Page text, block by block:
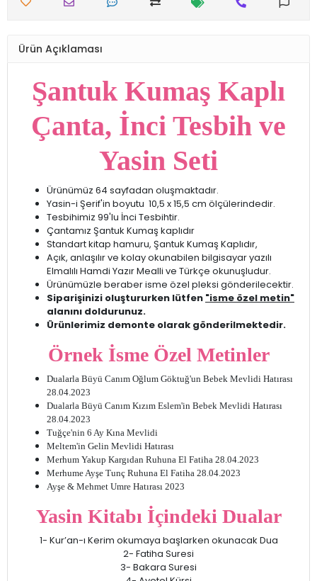
Ürün Açıklaması
Şantuk Kumaş Kaplı
Çanta, İnci Tesbih ve
Yasin Seti
Ürünümüz 64 sayfadan oluşmaktadır.
Yasin-i Şerif'in boyutu 10,5 x 15,5 cm ölçülerindedir.
Tesbihimiz 99'lu İnci Tesbihtir.
Çantamız Şantuk Kumaş kaplıdır
Standart kitap hamuru, Şantuk Kumaş Kaplıdır,
Açık, anlaşılır ve kolay okunabilen bilgisayar yazılı
Elmalılı Hamdi Yazır Mealli ve Türkçe okunuşludur.
Ürünümüzle beraber isme özel pleksi gönderilecektir.
Siparişinizi oluştururken lütfen "isme özel metin"
alanını doldurunuz.
Ürünlerimiz demonte olarak gönderilmektedir.
Örnek İsme Özel Metinler
Dualarla Büyü Canım Oğlum Göktuğ'un Bebek Mevlidi Hatırası
28.04.2023
Dualarla Büyü Canım Kızım Eslem'in Bebek Mevlidi Hatırası
28.04.2023
Tuğçe'nin 6 Ay Kına Mevlidi
Meltem'in Gelin Mevlidi Hatırası
Merhum Yakup Kargıdan Ruhuna El Fatiha 28.04.2023
Merhume Ayşe Tunç Ruhuna El Fatiha 28.04.2023
Ayşe & Mehmet Umre Hatırası 2023
Yasin Kitabı İçindeki Dualar
1- Kur’an-ı Kerim okumaya başlarken okunacak Dua
2- Fatiha Suresi
3- Bakara Suresi